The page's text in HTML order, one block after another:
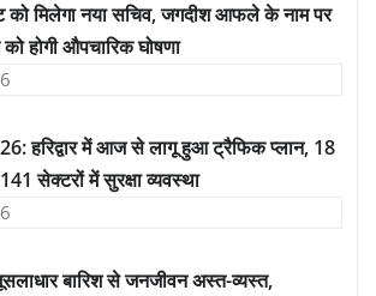
को मिलेगा नया सचिव, जगदीश आफले के नाम पर
होगी औपचारिक घोषणा
हरिद्वार में आज से लागू हुआ ट्रैफिक प्लान, 18
सेक्टरों में सुरक्षा व्यवस्था
बारिश से जनजीवन अस्त-व्यस्त,